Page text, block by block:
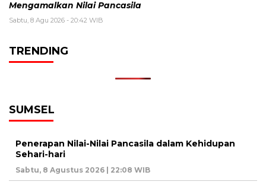
Mengamalkan Nilai Pancasila
Sabtu, 8 Agu 2026 - 20:42 WIB
TRENDING
SUMSEL
Penerapan Nilai-Nilai Pancasila dalam Kehidupan
Sehari-hari
Sabtu, 8 Agustus 2026 | 22:08 WIB